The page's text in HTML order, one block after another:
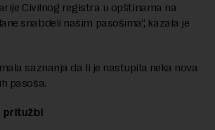
Civilnog registra u opštinama na
snabdeli našim pasošima“, kazala je
saznanja da li je nastupila neka nova
pasoša.
pritužbi